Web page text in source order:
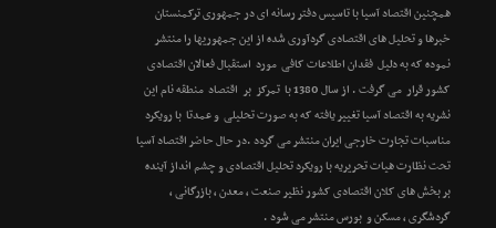
همچنین اقتصاد آسیا با تاسیس دفتر رسانه ای در جمهوری ترکمنستان
خبرها و تحلیل های اقتصادی گردآوری شده از این جمهوریها را منتشر
نموده که به دلیل فقدان اطلاعات کافی مورد استقبال فعالان اقتصادی
کشور قرار می گرفت . از سال 1380 با تمرکز بر اقتصاد منطقه نام این
نشریه به اقتصاد آسیا تغییر یافته که به صورت تحلیلی و عمدتا با رویکرد
مناسبات تجارت خارجی ایران منتشر می گردد .در حال حاضر اقتصاد آسیا
تحت نظارت هیات تحریریه با رویکرد تحلیل اقتصادی و چشم انداز آینده
بر بخش های کلان اقتصادی کشور نظیر صنعت ، معدن ، بازرگانی ،
گردشگری ، مسکن و بورس منتشر می شود .